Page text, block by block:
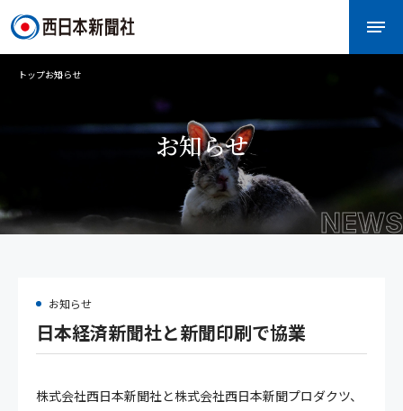
トップお知らせ
お知らせ
NEWS
お知らせ
日本経済新聞社と新聞印刷で協業
株式会社西日本新聞社と株式会社西日本新聞プロダクツ、